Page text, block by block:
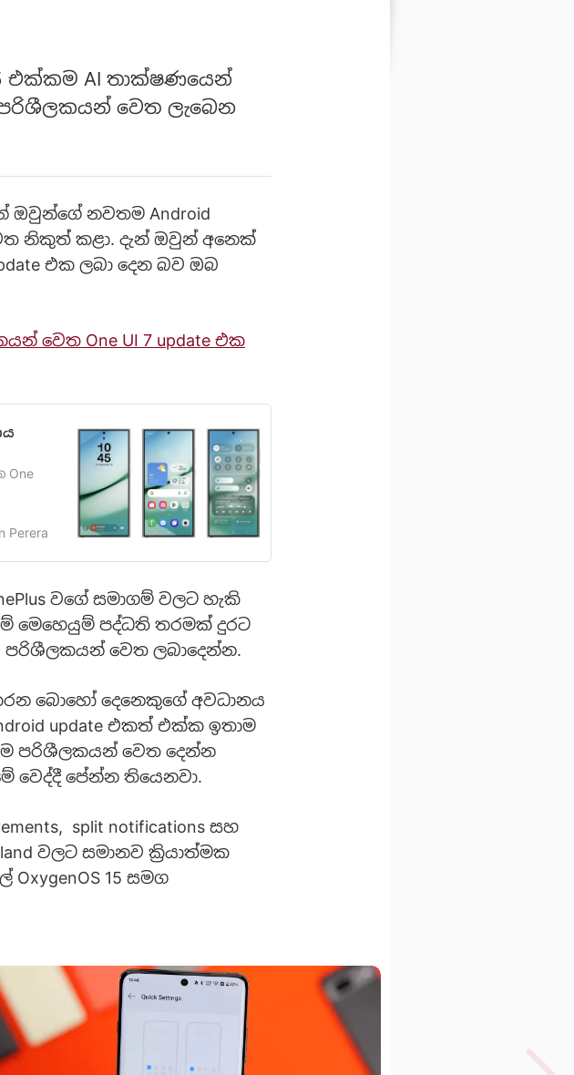
එක්කම AI තාක්ෂණයෙන්
වෙත ලැබෙන
ඔවුන්ගේ නවතම Android
නිකුත් කළා. දැන් ඔවුන් අනෙක්
එක ලබා දෙන බව ඔබ
වෙත One UI 7 update එක
Perera
වගේ සමාගම් වලට හැකි
මෙහෙයුම් පද්ධති තරමක් දුරට
පරිශීලකයන් වෙත ලබාදෙන්න.
කරන බොහෝ දෙනෙකුගේ අවධානය
update එකත් එක්ක ඉතාම
පරිශීලකයන් වෙත දෙන්න
වෙද්දී පේන්න තියෙනවා.
split notifications සහ
Island වලට සමානව ක්‍රියාත්මක
15 සමග